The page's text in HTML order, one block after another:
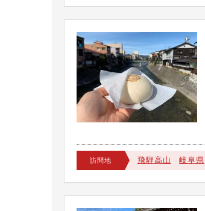
訪問地 飛騨高山 岐阜県